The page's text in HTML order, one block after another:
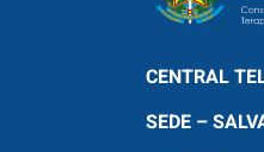
CENTRAL
SEDE –